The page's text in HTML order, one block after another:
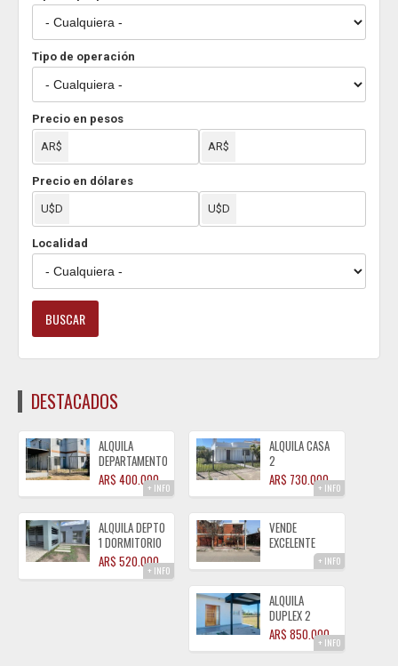
Tipo de operación
Precio en pesos
Precio en dólares
Localidad
DESTACADOS
ALQUILA
DEPARTAMENTOS
PLANTA BAJA1
DOR. CON
PINARES
AR$ 400.000+ INFO
ALQUILA CASA
2
DORMITORIOS
CON GAS
CENTRO
AR$ 730.000+ INFO
ALQUILA DEPTO
1 DORMITORIO
Bª TIERRAS
DEL FUNDADOR
AR$ 520.000+ INFO
VENDE
EXCELENTE
PROPIEDAD DE
3
DORMITORIOS
ALMAFUERTE
+ INFO
ALQUILA
DUPLEX 2
DORMITORIOS
DE CATEGORIA
AR$ 850.000+ INFO